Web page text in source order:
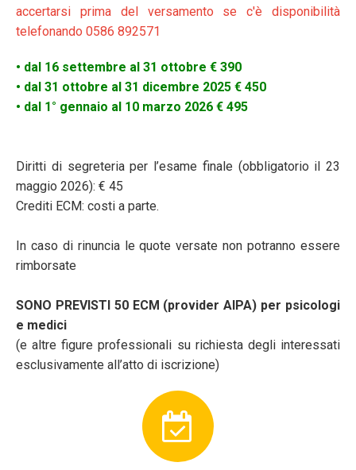
accertarsi prima del versamento se c'è disponibilità
telefonando 0586 892571
• dal 16 settembre al 31 ottobre € 390
• dal 31 ottobre al 31 dicembre 2025 € 450
• dal 1° gennaio al 10 marzo 2026 € 495
Diritti di segreteria per l’esame finale (obbligatorio il 23
maggio 2026): € 45
Crediti ECM: costi a parte.
In caso di rinuncia le quote versate non potranno essere
rimborsate
SONO PREVISTI 50 ECM (provider AIPA) per psicologi
e medici
(e altre figure professionali su richiesta degli interessati
esclusivamente all’atto di iscrizione)